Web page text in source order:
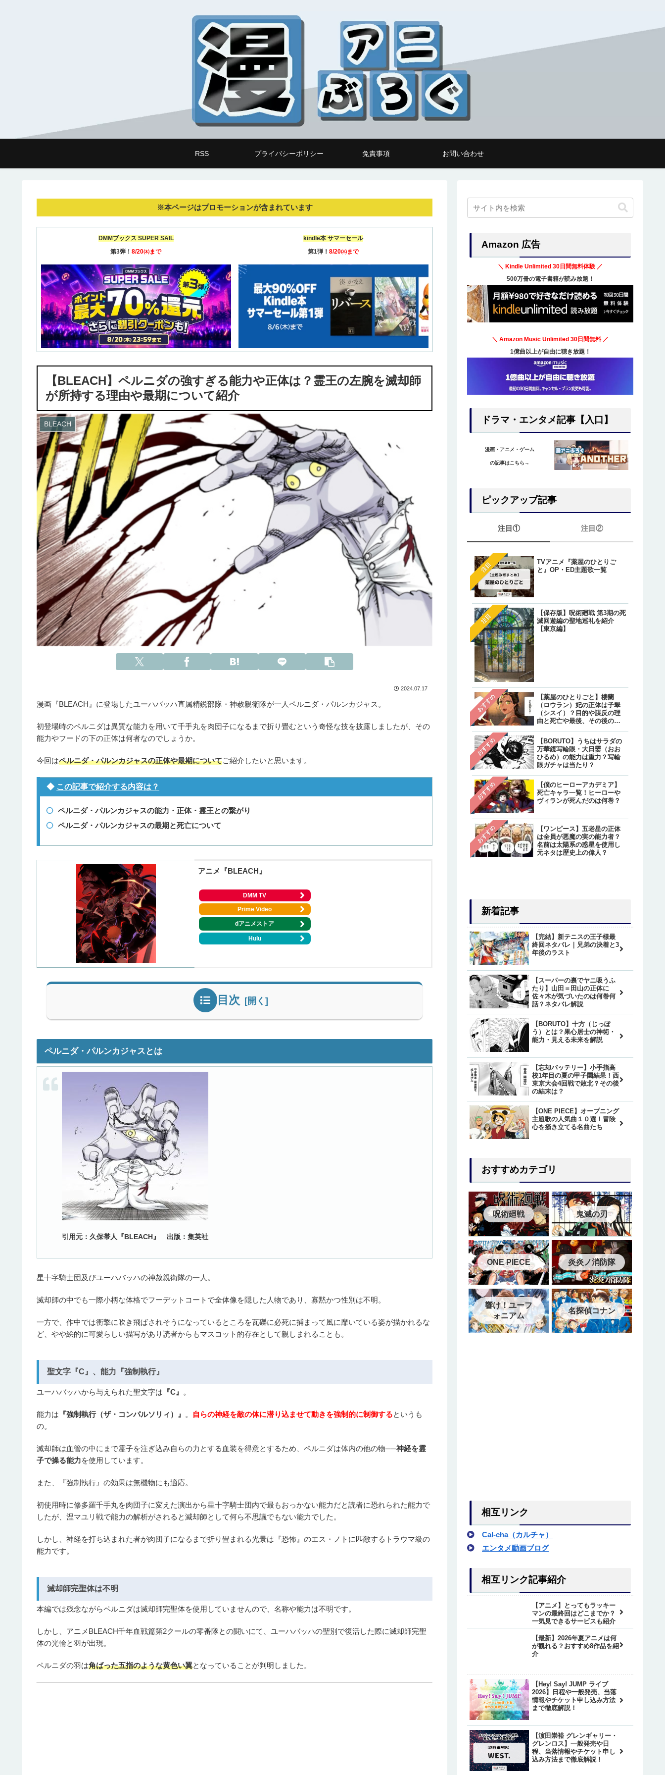
RSS プライバシーポリシー 免責事項 お問い合わせ
※本ページはプロモーションが含まれています
DMMブックス SUPER SAIL
第3弾！ 8/20㈭まで
kindle本 サマーセール
第1弾！ 8/20㈭まで
【BLEACH】ペルニダの強すぎる能力や正体は？霊王の左腕を滅却師
が所持する理由や最期について紹介
BLEACH
2024.07.17
漫画『BLEACH』に登場したユーハバッハ直属精鋭部隊・神赦親衛隊が一人ペルニダ・パルンカジャス。
初登場時のペルニダは異質な能力を用いて千手丸を肉団子になるまで折り畳むという奇怪な技を披露しましたが、その
能力やフードの下の正体は何者なのでしょうか。
今回はペルニダ・パルンカジャスの正体や最期についてご紹介したいと思います。
◆ この記事で紹介する内容は？
ペルニダ・パルンカジャスの能力・正体・霊王との繋がり
ペルニダ・パルンカジャスの最期と死亡について
アニメ『BLEACH』
DMM TV
Prime Video
dアニメストア
Hulu
目次
ペルニダ・パルンカジャスとは
引用元：久保帯人『BLEACH』 出版：集英社
星十字騎士団及びユーハバッハの神赦親衛隊の一人。
滅却師の中でも一際小柄な体格でフーデットコートで全体像を隠した人物であり、寡黙かつ性別は不明。
一方で、作中では衝撃に吹き飛ばされそうになっているところを瓦礫に必死に捕まって風に靡いている姿が描かれるな
ど、やや絵的に可愛らしい描写があり読者からもマスコット的存在として親しまれることも。
聖文字『C』、能力『強制執行』
ユーハバッハから与えられた聖文字は 『C』 。
能力は 『強制執行（ザ・コンパルソリィ）』 。 自らの神経を敵の体に潜り込ませて動きを強制的に制御するというも
の。
滅却師は血管の中にまで霊子を注ぎ込み自らの力とする血装を得意とするため、ペルニダは体内の他の物──神経を霊
子で操る能力を使用しています。
また、『強制執行』の効果は無機物にも適応。
初使用時に修多羅千手丸を肉団子に変えた演出から星十字騎士団内で最もおっかない能力だと読者に恐れられた能力で
したが、涅マユリ戦で能力の解析がされると滅却師として何ら不思議でもない能力でした。
しかし、神経を打ち込まれた者が肉団子になるまで折り畳まれる光景は『恐怖』のエス・ノトに匹敵するトラウマ級の
能力です。
滅却師完聖体は不明
本編では残念ながらペルニダは滅却師完聖体を使用していませんので、名称や能力は不明です。
しかし、アニメBLEACH千年血戦篇第2クールの零番隊との闘いにて、ユーハバッハの聖別で復活した際に滅却師完聖
体の光輪と羽が出現。
ペルニダの羽は角ばった五指のような黄色い翼となっていることが判明しました。
Amazon 広告
＼ Kindle Unlimited 30日間無料体験 ／
500万冊の電子書籍が読み放題！
＼ Amazon Music Unlimited 30日間無料 ／
1億曲以上が自由に聴き放題！
ドラマ・エンタメ記事【入口】
漫画・アニメ・ゲーム
の記事はこちら→
ピックアップ記事
注目①
注目
TVアニメ『薬屋のひとりご
と』OP・ED主題歌一覧
注目
【保存版】呪術廻戦 第3期の死
滅回遊編の聖地巡礼を紹介
【東京編】
おすすめ
【薬屋のひとりごと】楼蘭
（ロウラン）妃の正体は子翠
（シスイ）？目的や謀反の理
由と死亡や最後、その後の生
おすすめ
【BORUTO】うちはサラダの
万華鏡写輪眼・大日孁（おお
ひるめ）の能力は重力？写輪
眼ガチャは当たり？
おすすめ
【僕のヒーローアカデミア】
死亡キャラ一覧！ヒーローや
ヴィランが死んだのは何巻？
おすすめ
【ワンピース】五老星の正体
は全員が悪魔の実の能力者？
名前は太陽系の惑星を使用し
元ネタは歴史上の偉人？
注目②
注目
【ワンピース】ゲッコー
リアの正体は『光月もり
注目
【オレが私になるまで】
明（アキラ）のあざとか
いシーン総まとめ！
注目
【炎炎ノ消防隊】森羅の母
親・万里日下部（マリク
ベ）の正体は？実は生き
て最後はどうなった？
注目
【呪術廻戦】乙骨憂太の
後は？結婚相手は禪院真
続編で死亡しリカの指輪
へ継承
新着記事
【完結】新テニスの王子様最
終回ネタバレ｜兄弟の決着と3
年後のラスト
【スーパーの裏でヤニ吸うふ
たり】山田＝田山の正体に
佐々木が気づいたのは何巻何
話？ネタバレ解説
【BORUTO】十方（じっぽ
う）とは？果心居士の神術・
能力・見える未来を解説
【忘却バッテリー】小手指高
校1年目の夏の甲子園結果！西
東京大会4回戦で敗北？その後
の結末は？
【ONE PIECE】オープニング
主題歌の人気曲１０選！冒険
心を掻き立てる名曲たち
おすすめカテゴリ
呪術廻戦 鬼滅の刃
ONE PIECE 炎炎ノ消防隊
響け！ユーフ
ォニアム
名探偵コナン
相互リンク
Cal-cha（カルチャ）
エンタメ動画ブログ
相互リンク記事紹介
【アニメ】とってもラッキー
マンの最終回はどこまでか？
一気見できるサービスも紹介
【最新】2026年夏アニメは何
が観れる？おすすめ8作品を紹
介
【Hey! Say! JUMP ライブ
2026】日程や一般発売、当落
情報やチケット申し込み方法
まで徹底解説！
【濵田崇裕 グレンギャリー・
グレンロス】一般発売や日
程、当落情報やチケット申し
込み方法まで徹底解説！